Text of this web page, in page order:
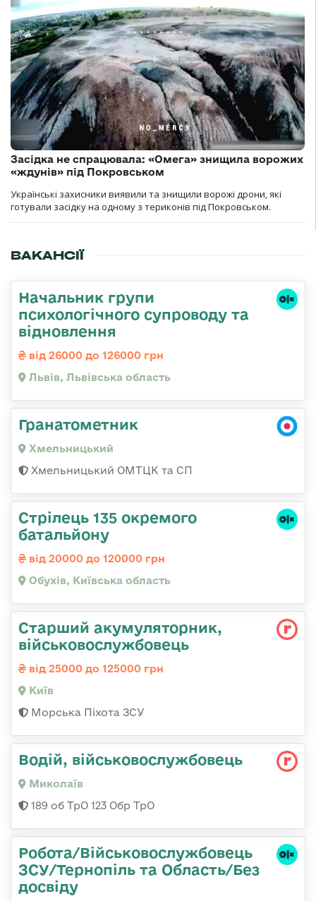
Засідка не спрацювала: «Омега» знищила ворожих
«ждунів» під Покровськом
Українські захисники виявили та знищили ворожі дрони, які
готували засідку на одному з териконів під Покровськом.
ВАКАНСІЇ
Начальник групи
психологічного супроводу та
відновлення
від 26000 до 126000 грн
Львів, Львівська область
Гранатометник
Хмельницький
Хмельницький ОМТЦК та СП
Стрілець 135 окремого
батальйону
від 20000 до 120000 грн
Обухів, Київська область
Старший акумуляторник,
військовослужбовець
від 25000 до 125000 грн
Київ
Морська Піхота ЗСУ
Водій, військовослужбовець
Миколаїв
189 об ТрО 123 Обр ТрО
Робота/Військовослужбовець
ЗСУ/Тернопіль та Область/Без
досвіду